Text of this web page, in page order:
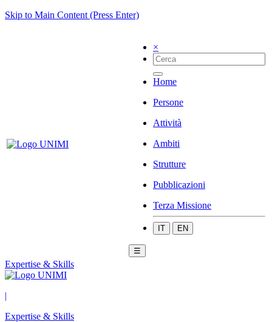
Skip to Main Content (Press Enter)
×
Home
Persone
Attività
Ambiti
Strutture
Pubblicazioni
Terza Missione
IT EN
☰
Expertise & Skills
|
Expertise & Skills